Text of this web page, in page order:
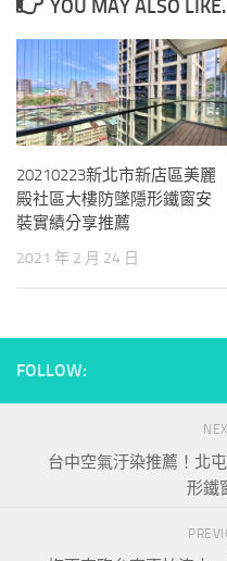
YOU MAY ALSO
20210223新北市新店區美麗
殿社區大樓防墜隱形鐵窗安
裝實績分享推薦
2021 年 2 月 24 日
FOLLOW:
台中空氣汙染推薦！北
形鐵